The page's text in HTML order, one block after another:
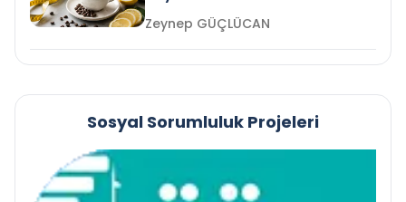
Zeynep GÜÇLÜCAN
Sosyal Sorumluluk Projeleri